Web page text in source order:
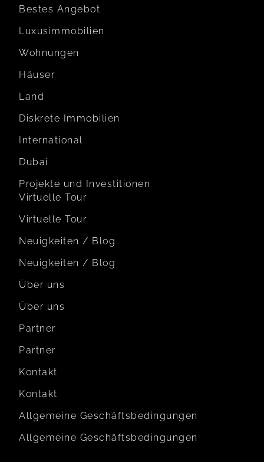
Bestes Angebot
Luxusimmobilien
Wohnungen
Häuser
Land
Diskrete Immobilien
International
Dubai
Projekte und Investitionen
Virtuelle Tour
Virtuelle Tour
Neuigkeiten / Blog
Neuigkeiten / Blog
Über uns
Über uns
Partner
Partner
Kontakt
Kontakt
Allgemeine Geschäftsbedingungen
Allgemeine Geschäftsbedingungen